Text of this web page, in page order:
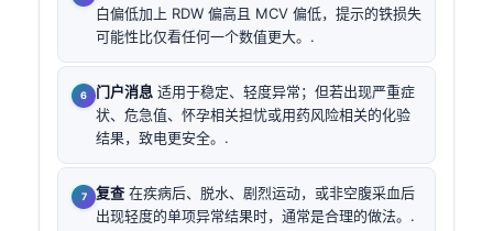
白偏低加上 RDW 偏高且 MCV 偏低，提示的铁损失
可能性比仅看任何一个数值更大。.
门户消息 适用于稳定、轻度异常；但若出现严重症
状、危急值、怀孕相关担忧或用药风险相关的化验
结果，致电更安全。.
复查 在疾病后、脱水、剧烈运动，或非空腹采血后
出现轻度的单项异常结果时，通常是合理的做法。.